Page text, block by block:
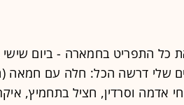
כל התפריט בחמארה - ביום שישי
שלי דרשה הכל: חלה עם חמאה
אדמה וסרדין, חציל בתחמיץ,